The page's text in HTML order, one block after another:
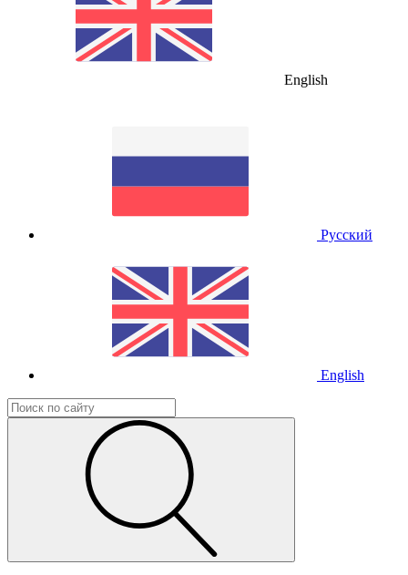
English
Русский
English